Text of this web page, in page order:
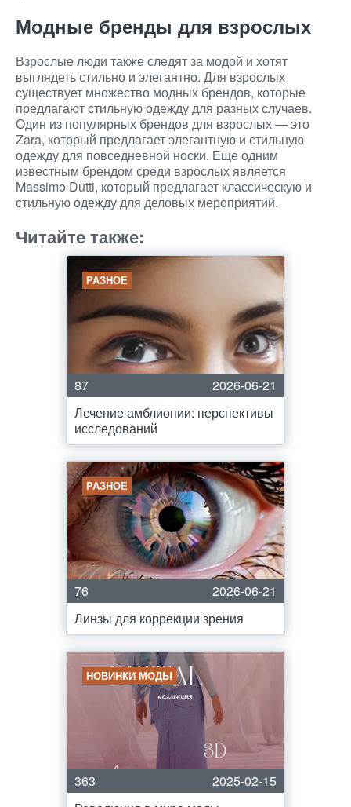
Модные бренды для взрослых
Взрослые люди также следят за модой и хотят
выглядеть стильно и элегантно. Для взрослых
существует множество модных брендов, которые
предлагают стильную одежду для разных случаев.
Один из популярных брендов для взрослых — это
Zara, который предлагает элегантную и стильную
одежду для повседневной носки. Еще одним
известным брендом среди взрослых является
Massimo Dutti, который предлагает классическую и
стильную одежду для деловых мероприятий.
Читайте также:
РАЗНОЕ
87
2026-06-21
Лечение амблиопии: перспективы
исследований
РАЗНОЕ
76
2026-06-21
Линзы для коррекции зрения
НОВИНКИ МОДЫ
363
2025-02-15